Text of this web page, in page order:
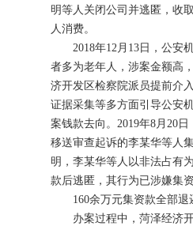
明等人关闭公司并逃匿，收
人消费。
2018年12月13日，公安
者多为老年人，涉案金额高
济开发区检察院派员提前介
证据采集等多方面引导公安
案钱款去向。2019年8月20
移送审查起诉的李某华等人
明，李某华等人以非法占有
款后逃匿，其行为已涉嫌集资
160余万元集资款全部退
办案过程中，菏泽经济开